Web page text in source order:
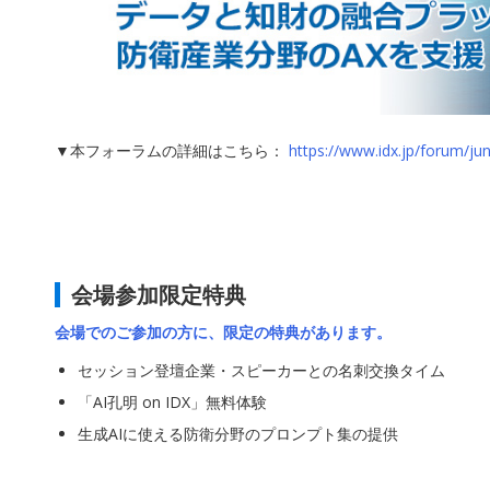
▼本フォーラムの詳細はこちら： https://www.idx.jp/forum/
会場参加限定特典
会場でのご参加の方に、限定の特典があります。
セッション登壇企業・スピーカーとの名刺交換タイム
「AI孔明 on IDX」無料体験
生成AIに使える防衛分野のプロンプト集の提供